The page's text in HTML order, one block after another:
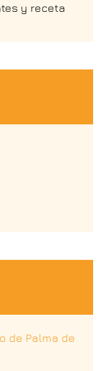
y receta
de Palma de